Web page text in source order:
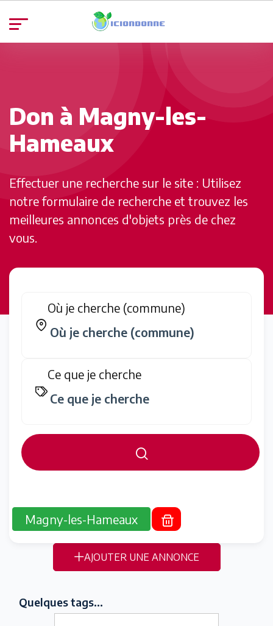
Don à Magny-les-
Hameaux
Effectuer une recherche sur le site : Utilisez
notre formulaire de recherche et trouvez les
meilleures annonces d'objets près de chez
vous.
Où je cherche (commune)
Ce que je cherche
Magny-les-Hameaux
AJOUTER UNE ANNONCE
Quelques tags...